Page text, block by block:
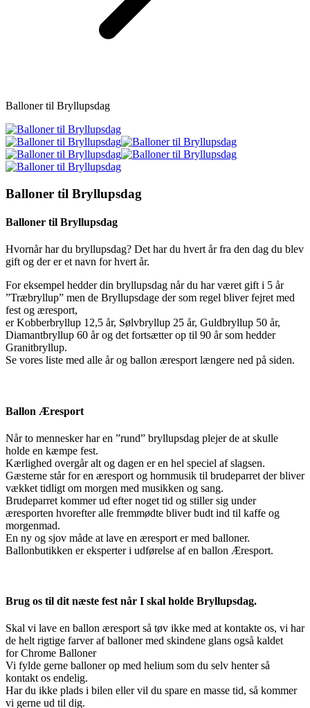
Balloner til Bryllupsdag
Balloner til Bryllupsdag
Balloner til Bryllupsdag
Hvornår har du bryllupsdag? Det har du hvert år fra den dag du blev
gift og der er et navn for hvert år.
For eksempel hedder din bryllupsdag når du har været gift i 5 år
”Træbryllup” men de Bryllupsdage der som regel bliver fejret med
fest og æresport,
er Kobberbryllup 12,5 år, Sølvbryllup 25 år, Guldbryllup 50 år,
Diamantbryllup 60 år og det fortsætter op til 90 år som hedder
Granitbryllup.
Se vores liste med alle år og ballon æresport længere ned på siden.
Ballon Æresport
Når to mennesker har en ”rund” bryllupsdag plejer de at skulle
holde en kæmpe fest.
Kærlighed overgår alt og dagen er en hel speciel af slagsen.
Gæsterne står for en æresport og hornmusik til brudeparret der bliver
vækket tidligt om morgen med musikken og sang.
Brudeparret kommer ud efter noget tid og stiller sig under
æresporten hvorefter alle fremmødte bliver budt ind til kaffe og
morgenmad.
En ny og sjov måde at lave en æresport er med balloner.
Ballonbutikken er eksperter i udførelse af en ballon Æresport.
Brug os til dit næste fest når I skal holde Bryllupsdag.
Skal vi lave en ballon æresport så tøv ikke med at kontakte os, vi har
de helt rigtige farver af balloner med skindene glans også kaldet
for Chrome Balloner
Vi fylde gerne balloner op med helium som du selv henter så
kontakt os endelig.
Har du ikke plads i bilen eller vil du spare en masse tid, så kommer
vi gerne ud til dig.